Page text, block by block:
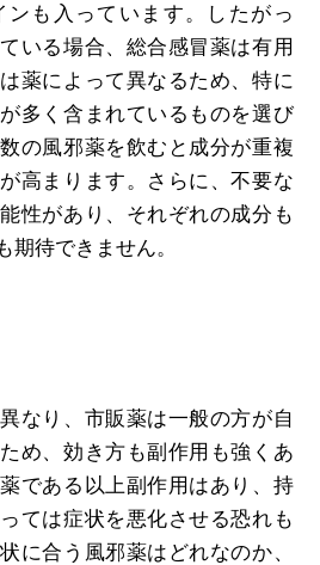
も入っています。したがっ
いる場合、総合感冒薬は有用
薬によって異なるため、特に
多く含まれているものを選び
の風邪薬を飲むと成分が重複
高まります。さらに、不要な
性があり、それぞれの成分も
期待できません。
なり、市販薬は一般の方が自
め、効き方も副作用も強くあ
である以上副作用はあり、持
ては症状を悪化させる恐れも
に合う風邪薬はどれなのか、